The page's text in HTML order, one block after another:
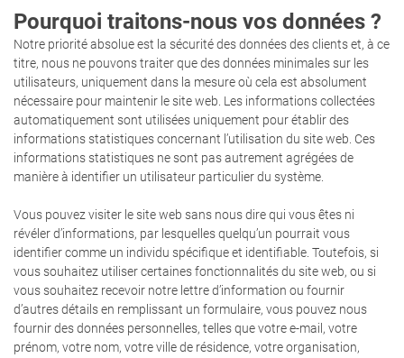
Pourquoi traitons-nous vos données ?
Notre priorité absolue est la sécurité des données des clients et, à ce
titre, nous ne pouvons traiter que des données minimales sur les
utilisateurs, uniquement dans la mesure où cela est absolument
nécessaire pour maintenir le site web. Les informations collectées
automatiquement sont utilisées uniquement pour établir des
informations statistiques concernant l’utilisation du site web. Ces
informations statistiques ne sont pas autrement agrégées de
manière à identifier un utilisateur particulier du système.
Vous pouvez visiter le site web sans nous dire qui vous êtes ni
révéler d’informations, par lesquelles quelqu’un pourrait vous
identifier comme un individu spécifique et identifiable. Toutefois, si
vous souhaitez utiliser certaines fonctionnalités du site web, ou si
vous souhaitez recevoir notre lettre d’information ou fournir
d’autres détails en remplissant un formulaire, vous pouvez nous
fournir des données personnelles, telles que votre e-mail, votre
prénom, votre nom, votre ville de résidence, votre organisation,